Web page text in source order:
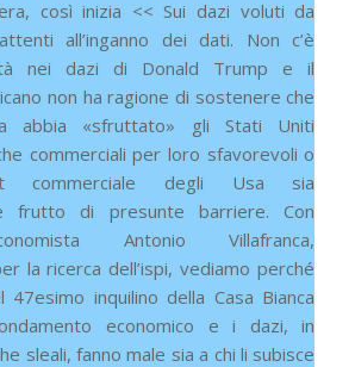
così inizia << Sui dazi voluti da
all’inganno dei dati. Non c’è
nei dazi di Donald Trump e il
non ha ragione di sostenere che
abbia «sfruttato» gli Stati Uniti
commerciali per loro sfavorevoli o
degli Usa sia
frutto di presunte barriere. Con
Antonio Villafranca,
la ricerca dell’ispi, vediamo perché
47esimo inquilino della Casa Bianca
economico e i dazi, in
sleali, fanno male sia a chi li subisce